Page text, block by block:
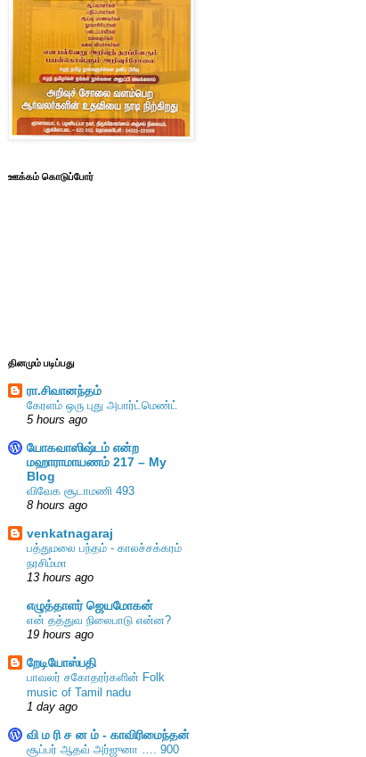
ஊக்கம் கொடுப்போர்
தினமும் படிப்பது
ரா.சிவானந்தம்
கேரளம் ஒரு புது அபார்ட்மெண்ட்
5 hours ago
யோகவாஸிஷ்டம் என்ற
மஹாராமாயணம் 217 – My
Blog
விவேக சூடாமணி 493
8 hours ago
venkatnagaraj
பத்துமலை பந்தம் - காலச்சக்கரம்
நரசிம்மா
13 hours ago
எழுத்தாளர் ஜெயமோகன்
என் தத்துவ நிலைபாடு என்ன?
19 hours ago
றேடியோஸ்பதி
பாவலர் சகோதரர்களின் Folk
music of Tamil nadu
1 day ago
வி ம ரி ச ன ம் - காவிரிமைந்தன்
சூப்பர் ஆதவ் அர்ஜுனா …. 900